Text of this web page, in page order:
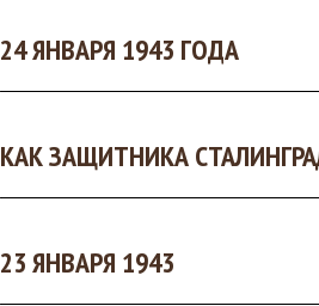
24 ЯНВАРЯ 1943 ГОДА
КАК ЗАЩИТНИКА
23 ЯНВАРЯ 1943